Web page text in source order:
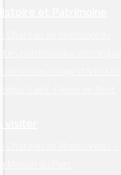
et Patrimoine
Château de Montsoreau
patrimoniaux
village d’artistes
Saint-Pierre de Rest
visiter
Château de Montsoreau –
Maison du Parc